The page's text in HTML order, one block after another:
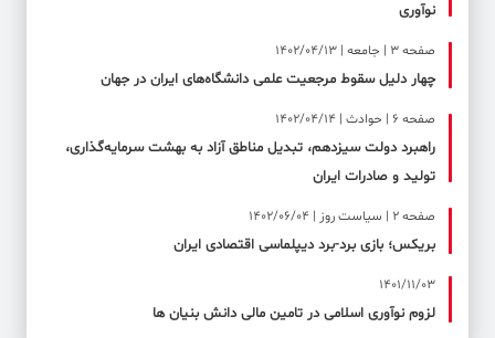
نوآوری
صفحه ۳ | جامعه | 1402/04/13
چهار دلیل سقوط مرجعیت علمی دانشگاه‌های ایران در جهان
صفحه ۶ | حوادث | 1402/04/14
راهبرد دولت سیزدهم، تبدیل مناطق آزاد به بهشت سرمایه‌گذاری،
تولید و صادرات ایران
صفحه ۲ | سیاست روز | 1402/06/04
بریکس؛ بازی برد-برد دیپلماسی اقتصادی ایران
1401/11/03
لزوم نوآوری اسلامی در تامین مالی دانش بنیان ها